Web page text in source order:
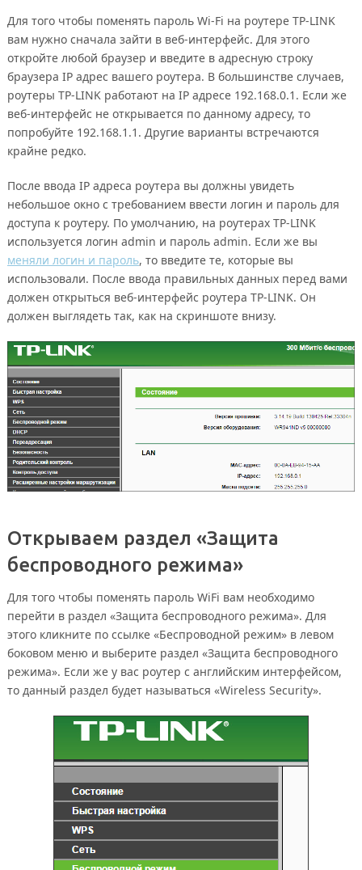
Для того чтобы поменять пароль Wi-Fi на роутере TP-LINK
вам нужно сначала зайти в веб-интерфейс. Для этого
откройте любой браузер и введите в адресную строку
браузера IP адрес вашего роутера. В большинстве случаев,
роутеры TP-LINK работают на IP адресе 192.168.0.1. Если же
веб-интерфейс не открывается по данному адресу, то
попробуйте 192.168.1.1. Другие варианты встречаются
крайне редко.
После ввода IP адреса роутера вы должны увидеть
небольшое окно с требованием ввести логин и пароль для
доступа к роутеру. По умолчанию, на роутерах TP-LINK
используется логин admin и пароль admin. Если же вы
меняли логин и пароль, то введите те, которые вы
использовали. После ввода правильных данных перед вами
должен открыться веб-интерфейс роутера TP-LINK. Он
должен выглядеть так, как на скриншоте внизу.
Открываем раздел «Защита
беспроводного режима»
Для того чтобы поменять пароль WiFi вам необходимо
перейти в раздел «Защита беспроводного режима». Для
этого кликните по ссылке «Беспроводной режим» в левом
боковом меню и выберите раздел «Защита беспроводного
режима». Если же у вас роутер с английским интерфейсом,
то данный раздел будет называться «Wireless Security».